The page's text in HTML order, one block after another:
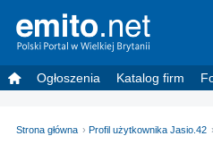
Ogłoszenia Katalog firm
Strona główna Profil użytkownika Jasio.42